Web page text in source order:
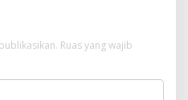
Ruas yang wajib